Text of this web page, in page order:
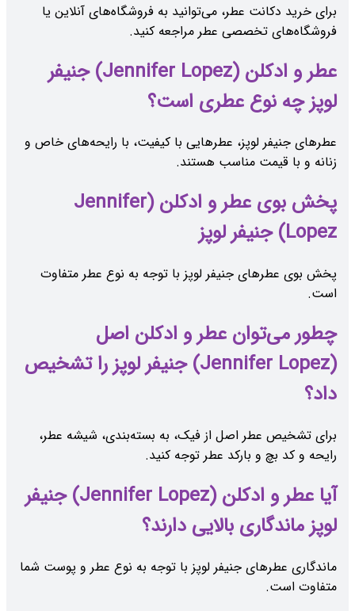
برای خرید دکانت عطر، می‌توانید به فروشگاه‌های آنلاین یا
فروشگاه‌های تخصصی عطر مراجعه کنید.
عطر و ادکلن (Jennifer Lopez) جنیفر
لوپز چه نوع عطری است؟
عطرهای جنیفر لوپز، عطرهایی با کیفیت، با رایحه‌های خاص و
زنانه و با قیمت مناسب هستند.
پخش بوی عطر و ادکلن (Jennifer
Lopez) جنیفر لوپز
پخش بوی عطرهای جنیفر لوپز با توجه به نوع عطر متفاوت
است.
چطور می‌توان عطر و ادکلن اصل
(Jennifer Lopez) جنیفر لوپز را تشخیص
داد؟
برای تشخیص عطر اصل از فیک، به بسته‌بندی، شیشه عطر،
رایحه و کد بچ و بارکد عطر توجه کنید.
آیا عطر و ادکلن (Jennifer Lopez) جنیفر
لوپز ماندگاری بالایی دارند؟
ماندگاری عطرهای جنیفر لوپز با توجه به نوع عطر و پوست شما
متفاوت است.